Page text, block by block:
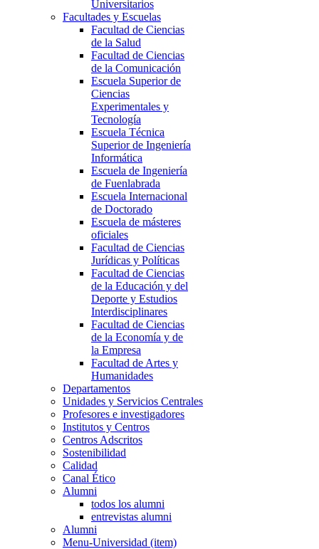
Universitarios
Facultades y Escuelas
Facultad de Ciencias
de la Salud
Facultad de Ciencias
de la Comunicación
Escuela Superior de
Ciencias
Experimentales y
Tecnología
Escuela Técnica
Superior de Ingeniería
Informática
Escuela de Ingeniería
de Fuenlabrada
Escuela Internacional
de Doctorado
Escuela de másteres
oficiales
Facultad de Ciencias
Jurídicas y Políticas
Facultad de Ciencias
de la Educación y del
Deporte y Estudios
Interdisciplinares
Facultad de Ciencias
de la Economía y de
la Empresa
Facultad de Artes y
Humanidades
Departamentos
Unidades y Servicios Centrales
Profesores e investigadores
Institutos y Centros
Centros Adscritos
Sostenibilidad
Calidad
Canal Ético
Alumni
todos los alumni
entrevistas alumni
Alumni
Menu-Universidad (item)